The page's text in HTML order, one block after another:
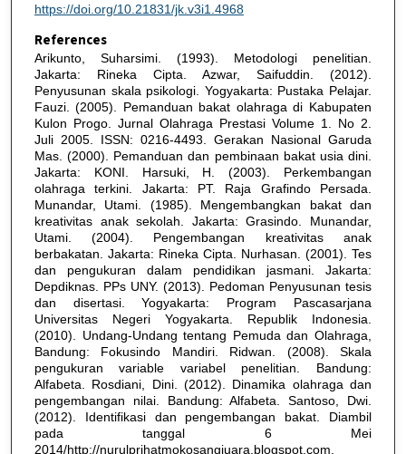
https://doi.org/10.21831/jk.v3i1.4968
References
Arikunto, Suharsimi. (1993). Metodologi penelitian.
Jakarta: Rineka Cipta. Azwar, Saifuddin. (2012).
Penyusunan skala psikologi. Yogyakarta: Pustaka Pelajar.
Fauzi. (2005). Pemanduan bakat olahraga di Kabupaten
Kulon Progo. Jurnal Olahraga Prestasi Volume 1. No 2.
Juli 2005. ISSN: 0216-4493. Gerakan Nasional Garuda
Mas. (2000). Pemanduan dan pembinaan bakat usia dini.
Jakarta: KONI. Harsuki, H. (2003). Perkembangan
olahraga terkini. Jakarta: PT. Raja Grafindo Persada.
Munandar, Utami. (1985). Mengembangkan bakat dan
kreativitas anak sekolah. Jakarta: Grasindo. Munandar,
Utami. (2004). Pengembangan kreativitas anak
berbakatan. Jakarta: Rineka Cipta. Nurhasan. (2001). Tes
dan pengukuran dalam pendidikan jasmani. Jakarta:
Depdiknas. PPs UNY. (2013). Pedoman Penyusunan tesis
dan disertasi. Yogyakarta: Program Pascasarjana
Universitas Negeri Yogyakarta. Republik Indonesia.
(2010). Undang-Undang tentang Pemuda dan Olahraga,
Bandung: Fokusindo Mandiri. Ridwan. (2008). Skala
pengukuran variable variabel penelitian. Bandung:
Alfabeta. Rosdiani, Dini. (2012). Dinamika olahraga dan
pengembangan nilai. Bandung: Alfabeta. Santoso, Dwi.
(2012). Identifikasi dan pengembangan bakat. Diambil
pada tanggal 6 Mei
2014/http://nurulprihatmokosangjuara.blogspot.com.